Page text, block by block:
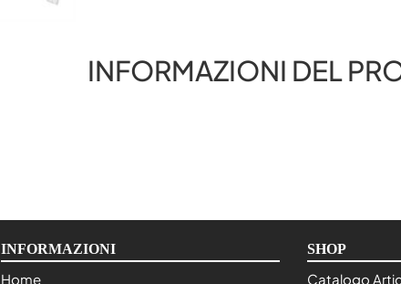
INFORMAZIONI DEL
INFORMAZIONI
Home
SHOP
Catalogo